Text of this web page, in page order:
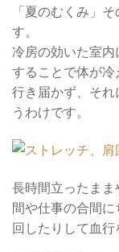
「夏のむくみ」
す。
冷房の効いた室
することで体が
行き届かず、そ
うわけです。
長時間立ったま
間や仕事の合間
回したりして血行